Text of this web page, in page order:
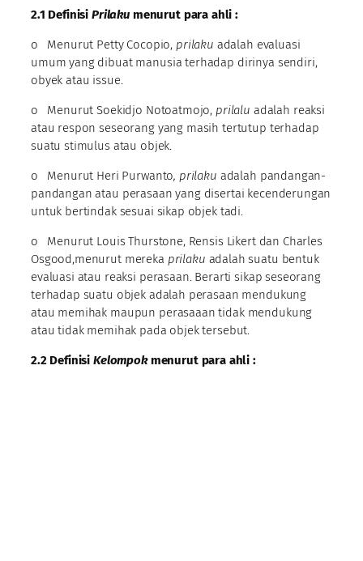
2.1 DefinisiPrilaku menurut para ahli :
o Menurut Petty Cocopio, prilaku adalah evaluasi
umum yang dibuat manusia terhadap dirinya sendiri,
obyek atau issue.
o Menurut Soekidjo Notoatmojo, prilalu adalah reaksi
atau respon seseorang yang masih tertutup terhadap
suatu stimulus atau objek.
o Menurut Heri Purwanto, prilaku adalah pandangan-
pandangan atau perasaan yang disertai kecenderungan
untuk bertindak sesuai sikap objek tadi.
o Menurut Louis Thurstone, Rensis Likert dan Charles
Osgood,menurut mereka prilaku adalah suatu bentuk
evaluasi atau reaksi perasaan. Berarti sikap seseorang
terhadap suatu objek adalah perasaan mendukung
atau memihak maupun perasaaan tidak mendukung
atau tidak memihak pada objek tersebut.
2.2 DefinisiKelompokmenurut para ahli :